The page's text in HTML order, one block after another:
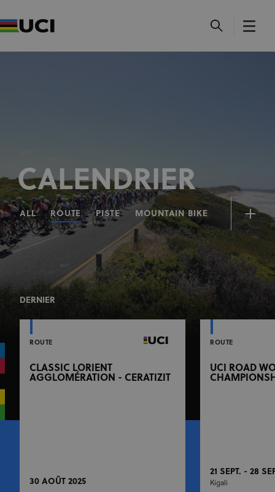
CALENDRIER
ALL ROUTE PISTE MOUNTAIN BIKE
DERNIER
ROUTE
CLASSIC LORIENT
AGGLOMÉRATION - CERATIZIT
30 AOÛT 2025
ROUTE
UCI ROAD
21 SEPT. - 28
Kigali